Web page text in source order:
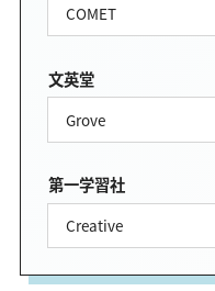
COMET
文英堂
Grove
第一学習社
Creative